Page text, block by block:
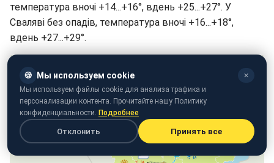
температура вночі +14...+16°, вдень +25...+27°. У
Сваляві без опадів, температура вночі +16...+18°,
вдень +27...+29°.
🍪 Мы используем cookie ✕
Мы используем файлы cookie для анализа трафика и
персонализации контента. Прочитайте нашу Политику
конфиденциальности. Подробнее
Отклонить Принять все